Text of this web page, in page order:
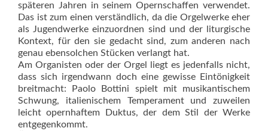
späteren Jahren in seinem Opernschaffen verwendet.
Das ist zum einen verständlich, da die Orgelwerke eher
als Jugendwerke einzuordnen sind und der liturgische
Kontext, für den sie gedacht sind, zum anderen nach
genau ebensolchen Stücken verlangt hat.
Am Organisten oder der Orgel liegt es jedenfalls nicht,
dass sich irgendwann doch eine gewisse Eintönigkeit
breitmacht: Paolo Bottini spielt mit musikantischem
Schwung, italienischem Temperament und zuweilen
leicht opernhaftem Duktus, der dem Stil der Werke
entgegenkommt.